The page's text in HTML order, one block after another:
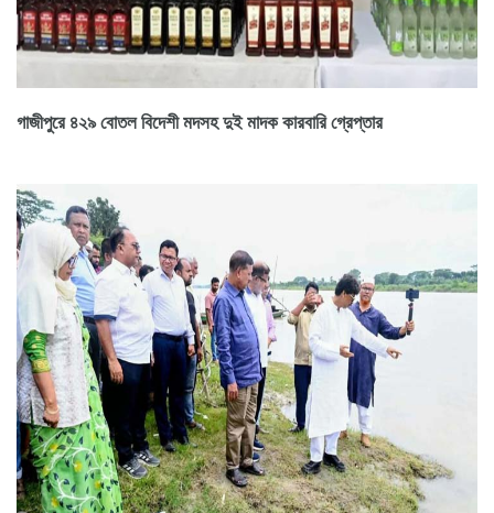
গাজীপুরে ৪২৯ বোতল বিদেশী মদসহ দুই মাদক কারবারি গ্রেপ্তার